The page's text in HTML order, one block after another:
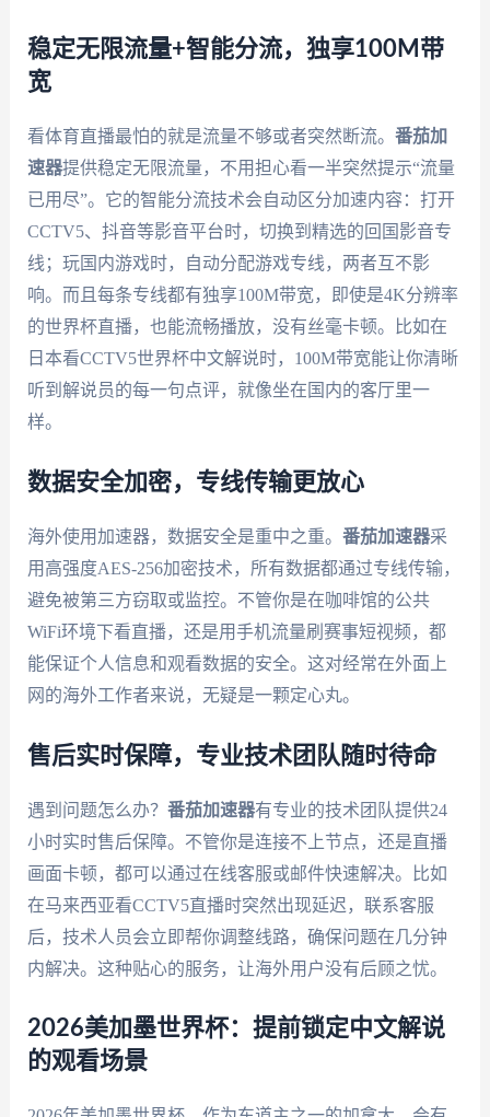
稳定无限流量+智能分流，独享100M带
宽
看体育直播最怕的就是流量不够或者突然断流。 番茄加
速器提供稳定无限流量，不用担心看一半突然提示“流量
已用尽”。它的智能分流技术会自动区分加速内容：打开
CCTV5、抖音等影音平台时，切换到精选的回国影音专
线；玩国内游戏时，自动分配游戏专线，两者互不影
响。而且每条专线都有独享100M带宽，即使是4K分辨率
的世界杯直播，也能流畅播放，没有丝毫卡顿。比如在
日本看CCTV5世界杯中文解说时，100M带宽能让你清晰
听到解说员的每一句点评，就像坐在国内的客厅里一
样。
数据安全加密，专线传输更放心
海外使用加速器，数据安全是重中之重。 番茄加速器采
用高强度AES-256加密技术，所有数据都通过专线传输，
避免被第三方窃取或监控。不管你是在咖啡馆的公共
WiFi环境下看直播，还是用手机流量刷赛事短视频，都
能保证个人信息和观看数据的安全。这对经常在外面上
网的海外工作者来说，无疑是一颗定心丸。
售后实时保障，专业技术团队随时待命
遇到问题怎么办？ 番茄加速器有专业的技术团队提供24
小时实时售后保障。不管你是连接不上节点，还是直播
画面卡顿，都可以通过在线客服或邮件快速解决。比如
在马来西亚看CCTV5直播时突然出现延迟，联系客服
后，技术人员会立即帮你调整线路，确保问题在几分钟
内解决。这种贴心的服务，让海外用户没有后顾之忧。
2026美加墨世界杯：提前锁定中文解说
的观看场景